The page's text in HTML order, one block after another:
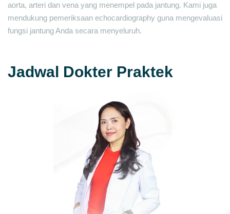
aorta, arteri dan vena yang menempel pada jantung. Kami juga
mendukung pemeriksaan echocardiography guna mengevaluasi
fungsi jantung Anda secara menyeluruh.
Jadwal Dokter Praktek